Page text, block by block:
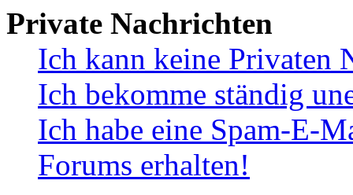
Private Nachrichten
Ich kann keine Privaten
Ich bekomme ständig
Ich habe eine Spam-E-
Forums erhalten!